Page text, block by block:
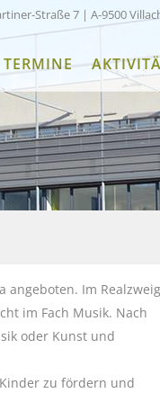
Straße 7 | A-9500
TERMINE
angeboten. Im Realzweig
im Fach Musik. Nach
oder Kunst und
zu fördern und